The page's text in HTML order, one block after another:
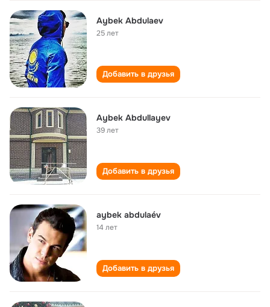
Aybek Abdulaev
25 лет
Добавить в друзья
Aybek Abdullayev
39 лет
Добавить в друзья
aybek abdulaév
14 лет
Добавить в друзья